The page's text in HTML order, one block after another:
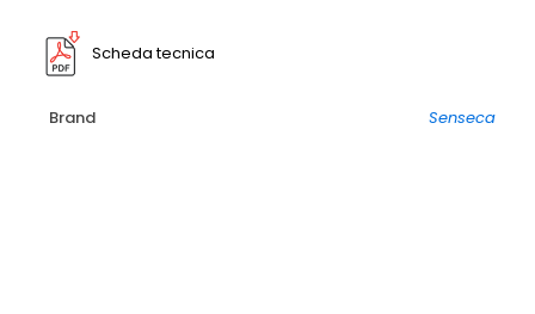
Scheda tecnica
Brand Senseca